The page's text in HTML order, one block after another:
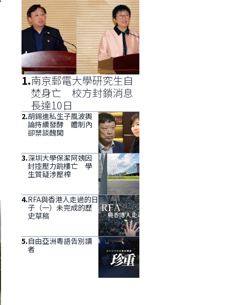
1.南京郵電大學研究生自
焚身亡 校方封鎖消息
長達10日
2.胡錫進私生子風波輿
論持續發酵 體制內
卻禁談醜聞
3.深圳大學保潔阿姨因
封控壓力跳樓亡 學
生質疑涉壓榨
4.RFA與香港人走過的日
子（一）未完成的歷
史草稿
5.自由亞洲粵語告別讀
者